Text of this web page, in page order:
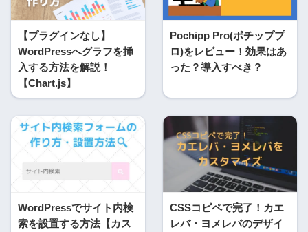
【プラグインなし】
WordPressへグラフを挿
入する方法を解説！
【Chart.js】
Pochipp Pro(ポチッププ
ロ)をレビュー！効果はあ
った？導入すべき？
WordPressでサイト内検
索を設置する方法【カス
CSSコピペで完了！カエ
レバ・ヨメレバのデザイ